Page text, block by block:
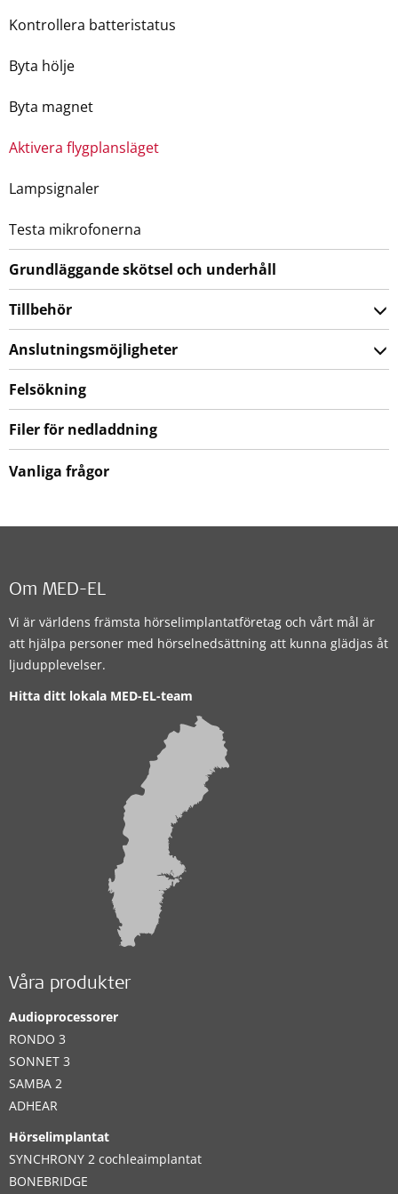
Kontrollera batteristatus
Byta hölje
Byta magnet
Aktivera flygplansläget
Lampsignaler
Testa mikrofonerna
Grundläggande skötsel och underhåll
Tillbehör
Anslutningsmöjligheter
Felsökning
Filer för nedladdning
Vanliga frågor
Om MED-EL
Vi är världens främsta hörselimplantatföretag och vårt mål är
att hjälpa personer med hörselnedsättning att kunna glädjas åt
ljudupplevelser.
Hitta ditt lokala MED-EL-team
Våra produkter
Audioprocessorer
RONDO 3
SONNET 3
SAMBA 2
ADHEAR
Hörselimplantat
SYNCHRONY 2 cochleaimplantat
BONEBRIDGE